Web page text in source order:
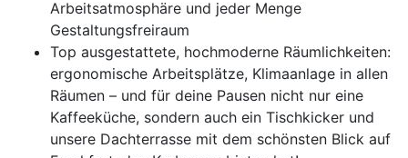
Arbeitsatmosphäre und jeder Menge
Gestaltungsfreiraum
Top ausgestattete, hochmoderne Räumlichkeiten:
ergonomische Arbeitsplätze, Klimaanlage in allen
Räumen – und für deine Pausen nicht nur eine
Kaffeeküche, sondern auch ein Tischkicker und
unsere Dachterrasse mit dem schönsten Blick auf